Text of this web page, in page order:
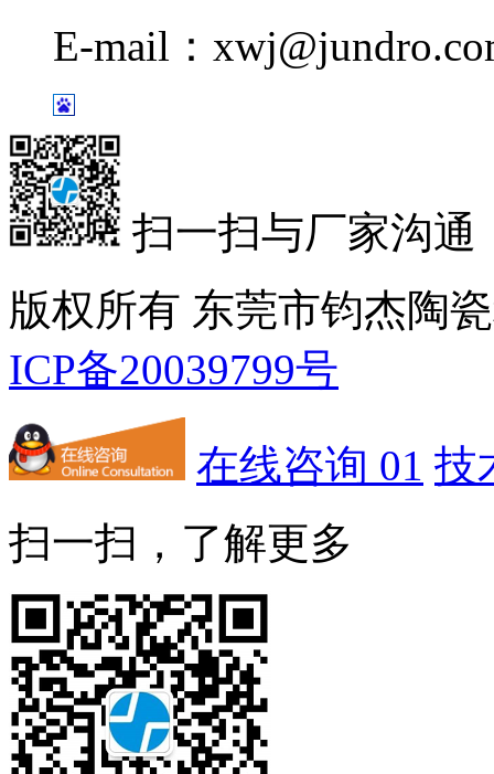
E-mail：
扫一扫与厂家沟通
版权所有 东莞市钧杰
ICP备20039799号
在线咨询 01 技
扫一扫，了解更多